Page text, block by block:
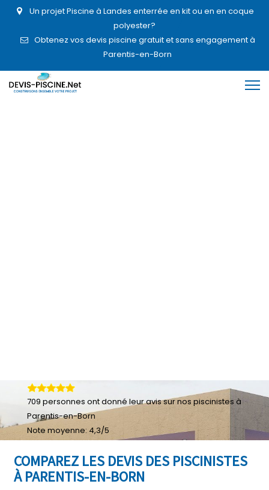
Un projet Piscine à Landes enterrée en kit ou en en coque
polyester?
Obtenez vos devis piscine gratuit et sans engagement à
Parentis-en-Born
COMPAREZ LES DEVIS DES PISCINISTES
À PARENTIS-EN-BORN
709 personnes ont donné leuravis sur nos piscinistes à
Parentis-en-Born
Note moyenne: 4,3/5